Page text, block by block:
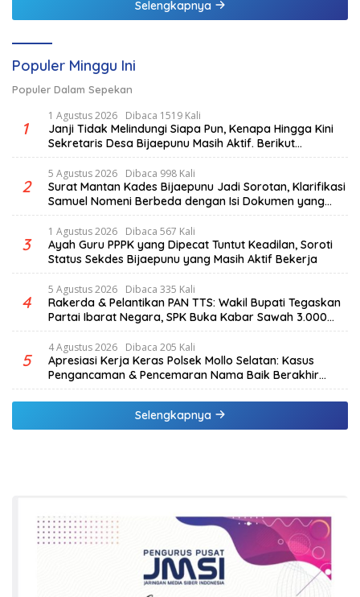
Selengkapnya
Populer Minggu Ini
Populer Dalam Sepekan
1
1 Agustus 2026 Dibaca 1519 Kali
Janji Tidak Melindungi Siapa Pun, Kenapa Hingga Kini
Sekretaris Desa Bijaepunu Masih Aktif. Berikut
penjelasan Ketua Komisi I DPRD TTS.
2
5 Agustus 2026 Dibaca 998 Kali
Surat Mantan Kades Bijaepunu Jadi Sorotan, Klarifikasi
Samuel Nomeni Berbeda dengan Isi Dokumen yang
Beredar
3
1 Agustus 2026 Dibaca 567 Kali
Ayah Guru PPPK yang Dipecat Tuntut Keadilan, Soroti
Status Sekdes Bijaepunu yang Masih Aktif Bekerja
4
5 Agustus 2026 Dibaca 335 Kali
Rakerda & Pelantikan PAN TTS: Wakil Bupati Tegaskan
Partai Ibarat Negara, SPK Buka Kabar Sawah 3.000
Hektar & Larangan Politik Uang
5
4 Agustus 2026 Dibaca 205 Kali
Apresiasi Kerja Keras Polsek Mollo Selatan: Kasus
Pengancaman & Pencemaran Nama Baik Berakhir
Damai
Selengkapnya